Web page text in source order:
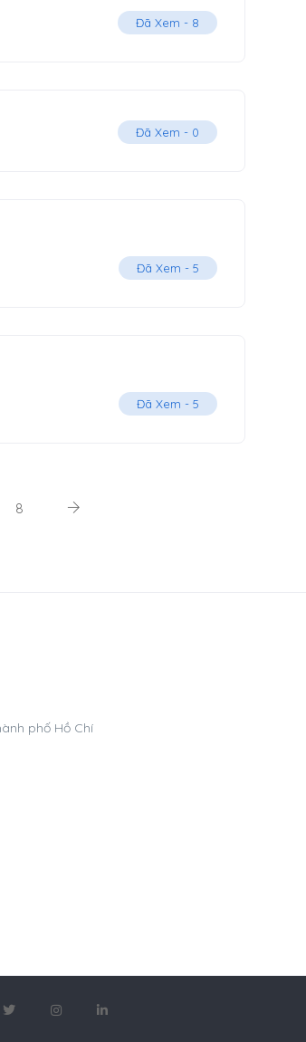
Đã Xem - 8
Đã Xem - 0
Đã Xem - 5
Đã Xem - 5
8
phố Hồ Chí